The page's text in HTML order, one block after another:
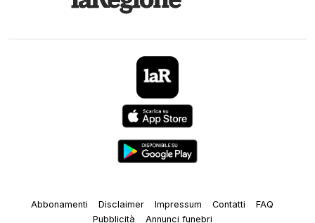
Abbonamenti Disclaimer Impressum Contatti
FAQ
Pubblicità
Annunci funebri